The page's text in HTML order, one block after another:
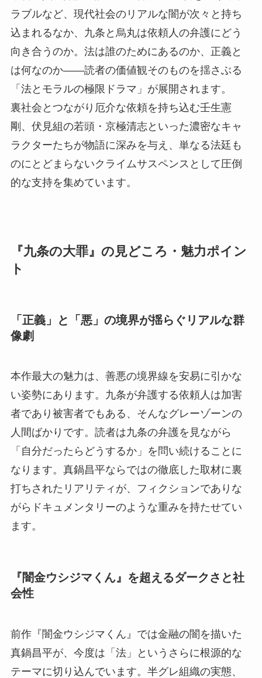
ラブルなど、現代社会のリアルな闇が次々と持ち
込まれるなか、九条と烏丸は依頼人の弁護にどう
向き合うのか。法は誰のためにあるのか、正義と
は何なのか――読者の価値観そのものを揺さぶる
「法とモラルの極限ドラマ」が展開されます。
裏社会とつながり厄介な依頼を持ち込む壬生憲
剛、伏見組の若頭・京極清志といった濃密なキャ
ラクターたちが物語に深みを与え、単なる法廷も
のにとどまらないクライムサスペンスとして圧倒
的な支持を集めています。
『九条の大罪』の見どころ・魅力ポイン
ト
「正義」と「悪」の境界が揺らぐリアルな群
像劇
本作最大の魅力は、善悪の境界線を安易に引かな
い姿勢にあります。九条が弁護する依頼人は加害
者であり被害者でもある、そんなグレーゾーンの
人間ばかりです。読者は九条の弁護を見ながら
「自分だったらどうするか」を問い続けることに
なります。真鍋昌平ならではの徹底した取材に裏
打ちされたリアリティが、フィクションでありな
がらドキュメンタリーのような重みを持たせてい
ます。
『闇金ウシジマくん』を超えるダークさと社
会性
前作『闇金ウシジマくん』では金融の闇を描いた
真鍋昌平が、今度は「法」というさらに根源的な
テーマに切り込んでいます。半グレ組織の実態、